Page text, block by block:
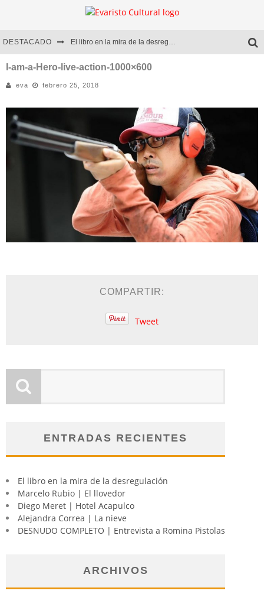
DESTACADO El libro en la mira de la desregulación
Marcelo Rubio | El llovedor
Diego Meret | Hotel Acapulco
Alejandra Correa | La nieve
I-am-a-Hero-live-action-1000×600
eva febrero 25, 2018
COMPARTIR:
Tweet
ENTRADAS RECIENTES
El libro en la mira de la desregulación
Marcelo Rubio | El llovedor
Diego Meret | Hotel Acapulco
Alejandra Correa | La nieve
DESNUDO COMPLETO | Entrevista a Romina Pistolas
ARCHIVOS